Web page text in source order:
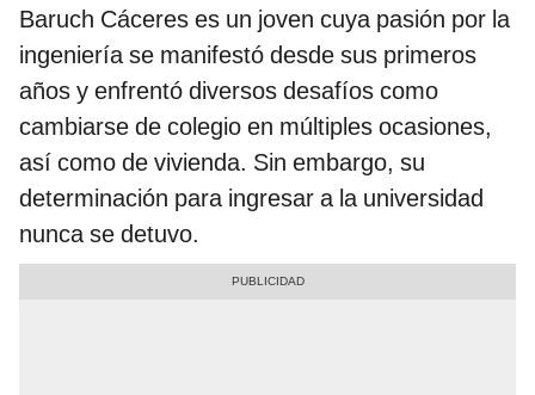
Baruch Cáceres es un joven cuya pasión por la
ingeniería se manifestó desde sus primeros
años y enfrentó diversos desafíos como
cambiarse de colegio en múltiples ocasiones,
así como de vivienda. Sin embargo, su
determinación para ingresar a la universidad
nunca se detuvo.